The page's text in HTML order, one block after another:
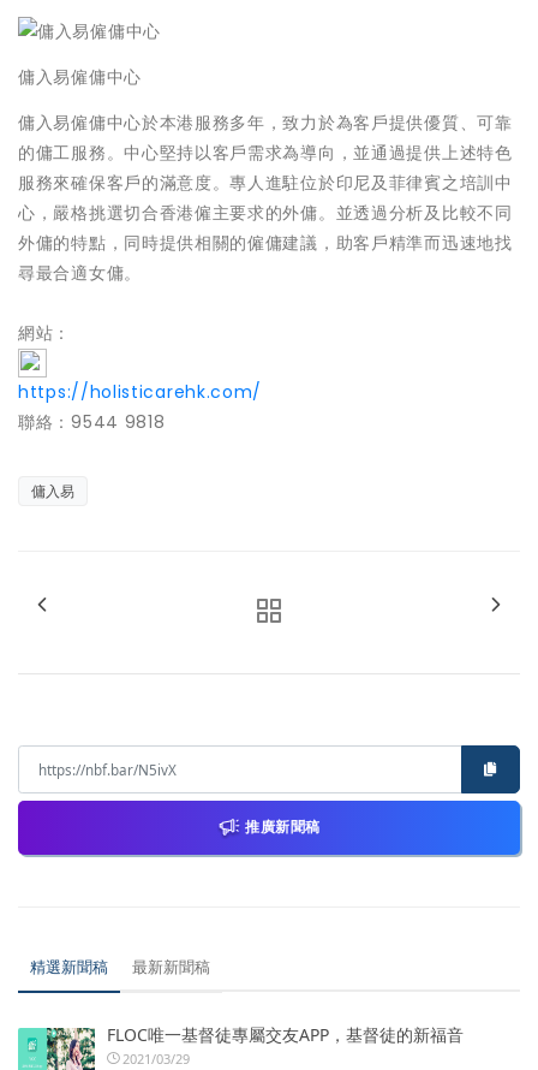
傭入易僱傭中心
傭入易僱傭中心於本港服務多年，致力於為客戶提供優質、可靠
的傭工服務。中心堅持以客戶需求為導向，並通過提供上述特色
服務來確保客戶的滿意度。專人進駐位於印尼及菲律賓之培訓中
心，嚴格挑選切合香港僱主要求的外傭。並透過分析及比較不同
外傭的特點，同時提供相關的僱傭建議，助客戶精準而迅速地找
尋最合適女傭。
網站：
https://holisticarehk.com/
聯絡：9544 9818
傭入易
推廣新聞稿
精選新聞稿 最新新聞稿
FLOC唯一基督徒專屬交友APP，基督徒的新福音
2021/03/29